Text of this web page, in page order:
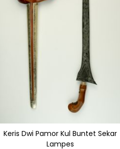
Keris Dwi Pamor Kul Buntet Sekar
Lampes